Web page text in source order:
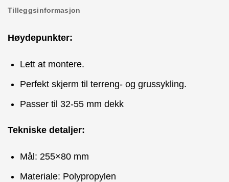
Tilleggsinformasjon
Høydepunkter:
Lett at montere.
Perfekt skjerm til terreng- og grussykling.
Passer til 32-55 mm dekk
Tekniske detaljer:
Mål: 255×80 mm
Materiale: Polypropylen